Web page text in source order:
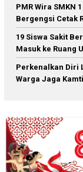
PMR Wira SMKN
Bergengsi Cetak
19 Siswa Sakit
Masuk ke Ruang
Perkenalkan Diri
Warga Jaga